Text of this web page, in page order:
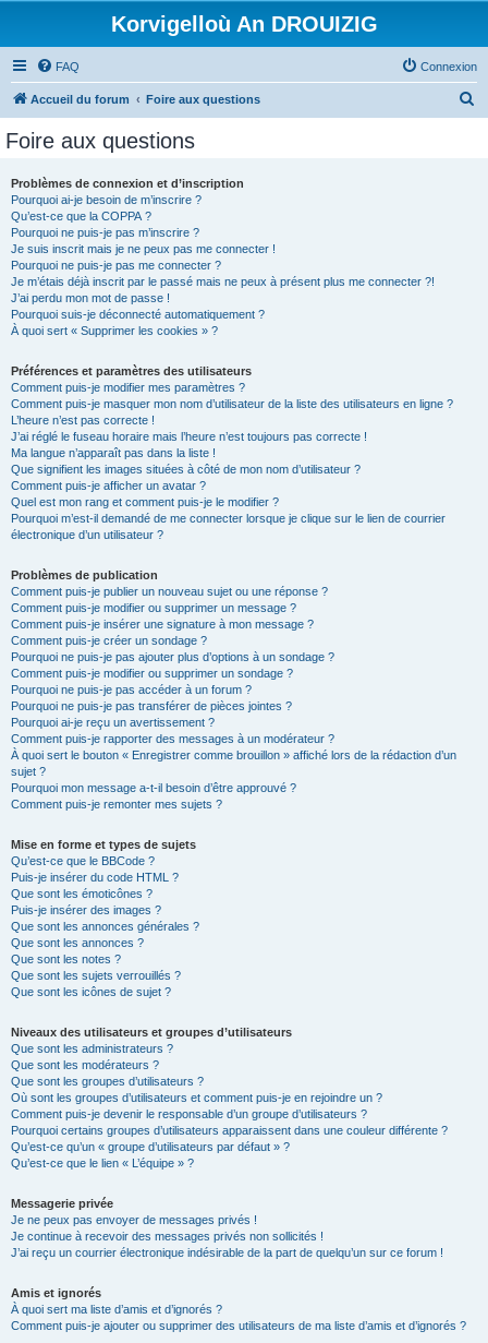
Korvigelloù An DROUIZIG
FAQ Connexion
Accueil du forum Foire aux questions
Foire aux questions
Problèmes de connexion et d’inscription
Pourquoi ai-je besoin de m’inscrire ?
Qu’est-ce que la COPPA ?
Pourquoi ne puis-je pas m’inscrire ?
Je suis inscrit mais je ne peux pas me connecter !
Pourquoi ne puis-je pas me connecter ?
Je m’étais déjà inscrit par le passé mais ne peux à présent plus me connecter ?!
J’ai perdu mon mot de passe !
Pourquoi suis-je déconnecté automatiquement ?
À quoi sert « Supprimer les cookies » ?
Préférences et paramètres des utilisateurs
Comment puis-je modifier mes paramètres ?
Comment puis-je masquer mon nom d’utilisateur de la liste des utilisateurs en ligne ?
L’heure n’est pas correcte !
J’ai réglé le fuseau horaire mais l’heure n’est toujours pas correcte !
Ma langue n’apparaît pas dans la liste !
Que signifient les images situées à côté de mon nom d’utilisateur ?
Comment puis-je afficher un avatar ?
Quel est mon rang et comment puis-je le modifier ?
Pourquoi m’est-il demandé de me connecter lorsque je clique sur le lien de courrier
électronique d’un utilisateur ?
Problèmes de publication
Comment puis-je publier un nouveau sujet ou une réponse ?
Comment puis-je modifier ou supprimer un message ?
Comment puis-je insérer une signature à mon message ?
Comment puis-je créer un sondage ?
Pourquoi ne puis-je pas ajouter plus d’options à un sondage ?
Comment puis-je modifier ou supprimer un sondage ?
Pourquoi ne puis-je pas accéder à un forum ?
Pourquoi ne puis-je pas transférer de pièces jointes ?
Pourquoi ai-je reçu un avertissement ?
Comment puis-je rapporter des messages à un modérateur ?
À quoi sert le bouton « Enregistrer comme brouillon » affiché lors de la rédaction d’un
sujet ?
Pourquoi mon message a-t-il besoin d’être approuvé ?
Comment puis-je remonter mes sujets ?
Mise en forme et types de sujets
Qu’est-ce que le BBCode ?
Puis-je insérer du code HTML ?
Que sont les émoticônes ?
Puis-je insérer des images ?
Que sont les annonces générales ?
Que sont les annonces ?
Que sont les notes ?
Que sont les sujets verrouillés ?
Que sont les icônes de sujet ?
Niveaux des utilisateurs et groupes d’utilisateurs
Que sont les administrateurs ?
Que sont les modérateurs ?
Que sont les groupes d’utilisateurs ?
Où sont les groupes d’utilisateurs et comment puis-je en rejoindre un ?
Comment puis-je devenir le responsable d’un groupe d’utilisateurs ?
Pourquoi certains groupes d’utilisateurs apparaissent dans une couleur différente ?
Qu’est-ce qu’un « groupe d’utilisateurs par défaut » ?
Qu’est-ce que le lien « L’équipe » ?
Messagerie privée
Je ne peux pas envoyer de messages privés !
Je continue à recevoir des messages privés non sollicités !
J’ai reçu un courrier électronique indésirable de la part de quelqu’un sur ce forum !
Amis et ignorés
À quoi sert ma liste d’amis et d’ignorés ?
Comment puis-je ajouter ou supprimer des utilisateurs de ma liste d’amis et d’ignorés ?